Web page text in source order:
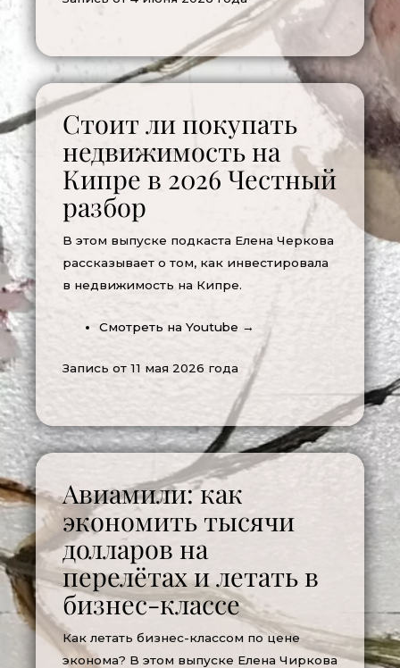
Стоит ли покупать
недвижимость на
Кипре в 2026 Честный
разбор
В этом выпуске подкаста Елена Черкова
рассказывает о том, как инвестировала
в недвижимость на Кипре.
Смотреть на Youtube →
Запись от 11 мая 2026 года
Авиамили: как
экономить тысячи
долларов на
перелётах и летать в
бизнес-классе
Как летать бизнес-классом по цене
эконома? В этом выпуске Елена Чиркова